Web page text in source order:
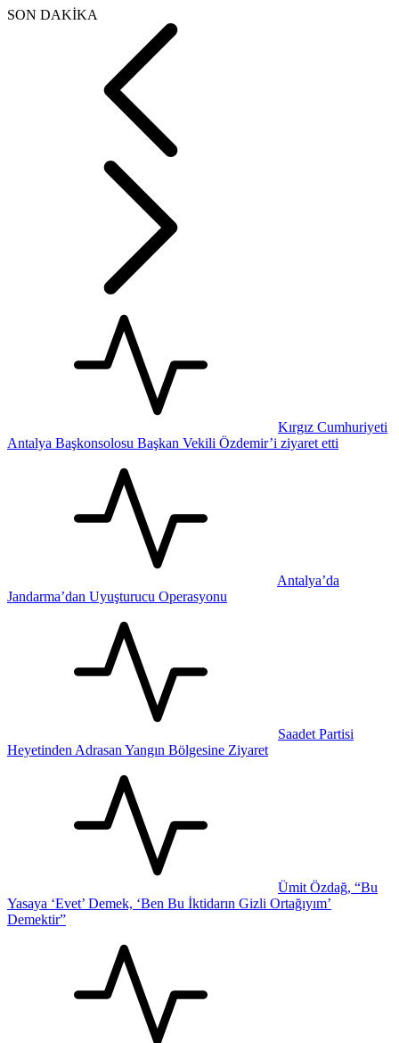
SON DAKİKA
Kırgız Cumhuriyeti
Antalya Başkonsolosu Başkan Vekili Özdemir’i ziyaret etti
Antalya’da
Jandarma’dan Uyuşturucu Operasyonu
Saadet Partisi
Heyetinden Adrasan Yangın Bölgesine Ziyaret
Ümit Özdağ, “Bu
Yasaya ‘Evet’ Demek, ‘Ben Bu İktidarın Gizli Ortağıyım’
Demektir”